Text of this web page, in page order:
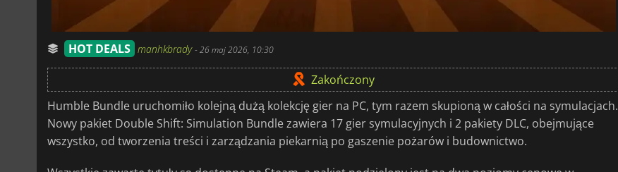
HOT DEALS manhkbrady-26 maj 2026, 10:30
Zakończony
Humble Bundle uruchomiło kolejną dużą kolekcję gier na PC, tym razem skupioną w całości na symulacjach.
Nowy pakiet Double Shift: Simulation Bundle zawiera 17 gier symulacyjnych i 2 pakiety DLC, obejmujące
wszystko, od tworzenia treści i zarządzania piekarnią po gaszenie pożarów i budownictwo.